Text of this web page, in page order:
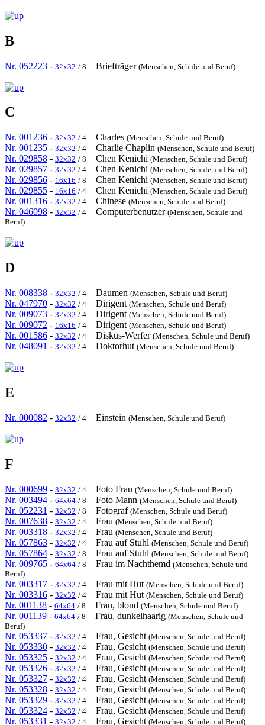
B
Nr. 052223 - 32x32 / 8 Briefträger (Menschen, Schule und Beruf)
C
Nr. 001236 - 32x32 / 4 Charles (Menschen, Schule und Beruf)
Nr. 001235 - 32x32 / 4 Charlie Chaplin (Menschen, Schule und Beruf)
Nr. 029858 - 32x32 / 8 Chen Kenichi (Menschen, Schule und Beruf)
Nr. 029857 - 32x32 / 4 Chen Kenichi (Menschen, Schule und Beruf)
Nr. 029856 - 16x16 / 8 Chen Kenichi (Menschen, Schule und Beruf)
Nr. 029855 - 16x16 / 4 Chen Kenichi (Menschen, Schule und Beruf)
Nr. 001316 - 32x32 / 4 Chinese (Menschen, Schule und Beruf)
Nr. 046098 - 32x32 / 4 Computerbenutzer (Menschen, Schule und
Beruf)
D
Nr. 008338 - 32x32 / 4 Daumen (Menschen, Schule und Beruf)
Nr. 047970 - 32x32 / 4 Dirigent (Menschen, Schule und Beruf)
Nr. 009073 - 32x32 / 4 Dirigent (Menschen, Schule und Beruf)
Nr. 009072 - 16x16 / 4 Dirigent (Menschen, Schule und Beruf)
Nr. 001586 - 32x32 / 4 Diskus-Werfer (Menschen, Schule und Beruf)
Nr. 048091 - 32x32 / 4 Doktorhut (Menschen, Schule und Beruf)
E
Nr. 000082 - 32x32 / 4 Einstein (Menschen, Schule und Beruf)
F
Nr. 000699 - 32x32 / 4 Foto Frau (Menschen, Schule und Beruf)
Nr. 003494 - 64x64 / 8 Foto Mann (Menschen, Schule und Beruf)
Nr. 052231 - 32x32 / 8 Fotograf (Menschen, Schule und Beruf)
Nr. 007638 - 32x32 / 4 Frau (Menschen, Schule und Beruf)
Nr. 003318 - 32x32 / 4 Frau (Menschen, Schule und Beruf)
Nr. 057863 - 32x32 / 4 Frau auf Stuhl (Menschen, Schule und Beruf)
Nr. 057864 - 32x32 / 8 Frau auf Stuhl (Menschen, Schule und Beruf)
Nr. 009765 - 64x64 / 8 Frau im Nachthemd (Menschen, Schule und
Beruf)
Nr. 003317 - 32x32 / 4 Frau mit Hut (Menschen, Schule und Beruf)
Nr. 003316 - 32x32 / 4 Frau mit Hut (Menschen, Schule und Beruf)
Nr. 001138 - 64x64 / 8 Frau, blond (Menschen, Schule und Beruf)
Nr. 001139 - 64x64 / 8 Frau, dunkelhaarig (Menschen, Schule und
Beruf)
Nr. 053337 - 32x32 / 4 Frau, Gesicht (Menschen, Schule und Beruf)
Nr. 053330 - 32x32 / 4 Frau, Gesicht (Menschen, Schule und Beruf)
Nr. 053325 - 32x32 / 4 Frau, Gesicht (Menschen, Schule und Beruf)
Nr. 053326 - 32x32 / 4 Frau, Gesicht (Menschen, Schule und Beruf)
Nr. 053327 - 32x32 / 4 Frau, Gesicht (Menschen, Schule und Beruf)
Nr. 053328 - 32x32 / 4 Frau, Gesicht (Menschen, Schule und Beruf)
Nr. 053329 - 32x32 / 4 Frau, Gesicht (Menschen, Schule und Beruf)
Nr. 053324 - 32x32 / 4 Frau, Gesicht (Menschen, Schule und Beruf)
Nr. 053331 - 32x32 / 4 Frau, Gesicht (Menschen, Schule und Beruf)